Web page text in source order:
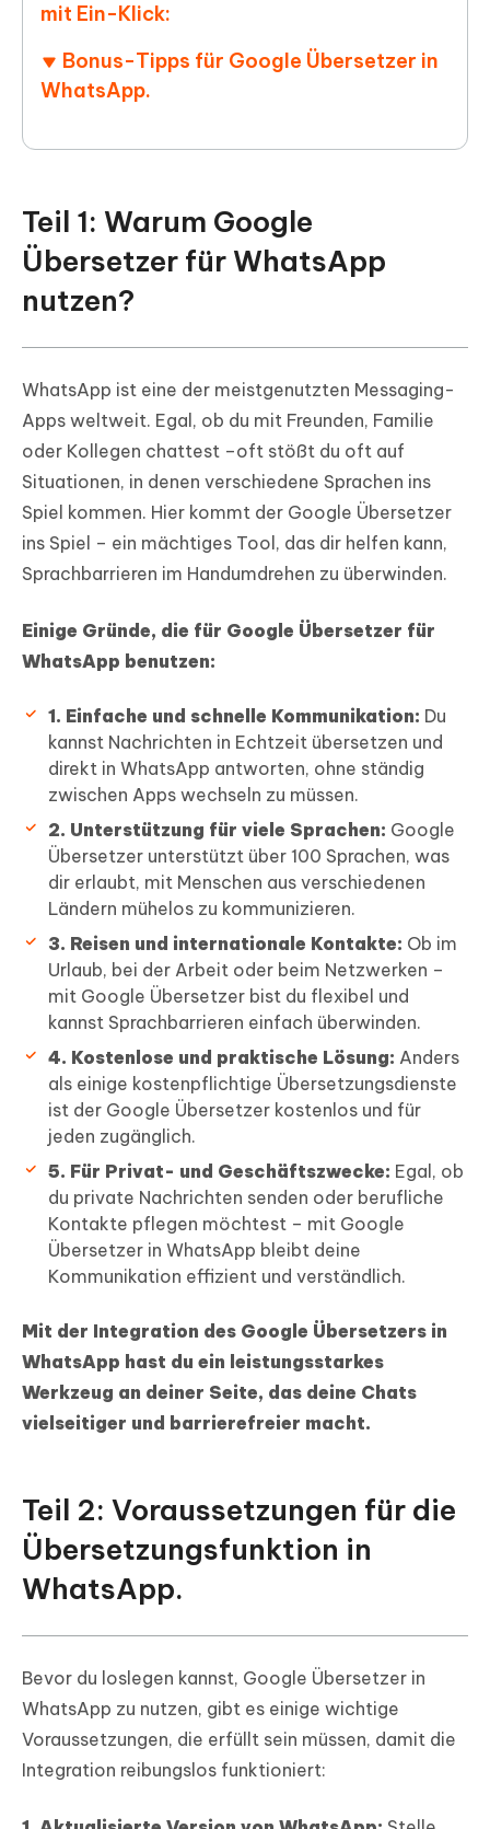
mit Ein-Klick:
Bonus-Tipps für Google Übersetzer in
WhatsApp.
Teil 1: Warum Google
Übersetzer für WhatsApp
nutzen?
WhatsApp ist eine der meistgenutzten Messaging-
Apps weltweit. Egal, ob du mit Freunden, Familie
oder Kollegen chattest –oft stößt du oft auf
Situationen, in denen verschiedene Sprachen ins
Spiel kommen. Hier kommt der Google Übersetzer
ins Spiel – ein mächtiges Tool, das dir helfen kann,
Sprachbarrieren im Handumdrehen zu überwinden.
Einige Gründe, die für Google Übersetzer für
WhatsApp benutzen:
1. Einfache und schnelle Kommunikation: Du
kannst Nachrichten in Echtzeit übersetzen und
direkt in WhatsApp antworten, ohne ständig
zwischen Apps wechseln zu müssen.
2. Unterstützung für viele Sprachen: Google
Übersetzer unterstützt über 100 Sprachen, was
dir erlaubt, mit Menschen aus verschiedenen
Ländern mühelos zu kommunizieren.
3. Reisen und internationale Kontakte: Ob im
Urlaub, bei der Arbeit oder beim Netzwerken –
mit Google Übersetzer bist du flexibel und
kannst Sprachbarrieren einfach überwinden.
4. Kostenlose und praktische Lösung: Anders
als einige kostenpflichtige Übersetzungsdienste
ist der Google Übersetzer kostenlos und für
jeden zugänglich.
5. Für Privat- und Geschäftszwecke: Egal, ob
du private Nachrichten senden oder berufliche
Kontakte pflegen möchtest – mit Google
Übersetzer in WhatsApp bleibt deine
Kommunikation effizient und verständlich.
Mit der Integration des Google Übersetzers in
WhatsApp hast du ein leistungsstarkes
Werkzeug an deiner Seite, das deine Chats
vielseitiger und barrierefreier macht.
Teil 2: Voraussetzungen für die
Übersetzungsfunktion in
WhatsApp.
Bevor du loslegen kannst, Google Übersetzer in
WhatsApp zu nutzen, gibt es einige wichtige
Voraussetzungen, die erfüllt sein müssen, damit die
Integration reibungslos funktioniert: